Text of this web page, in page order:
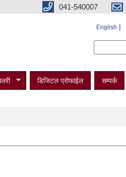
041-540007
English
डिजिटल प्रोफाईल सम्पर्क